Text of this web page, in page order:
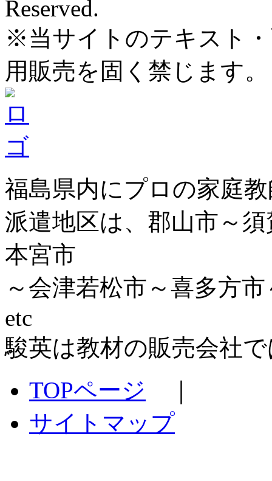
Reserved.
※当サイトのテキスト
用販売を固く禁じます。
福島県内にプロの家庭
派遣地区は、郡山市～
本宮市
～会津若松市～喜多方
etc
駿英は教材の販売会社
TOPページ
サイトマップ